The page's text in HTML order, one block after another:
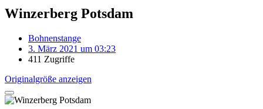
Winzerberg Potsdam
Bohnenstange
3. März 2021 um 03:23
411 Zugriffe
Originalgröße anzeigen